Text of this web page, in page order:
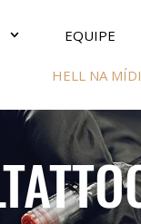
EQUIPE
HELL NA